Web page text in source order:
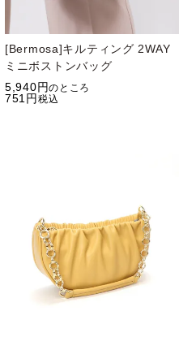
[Bermosa]キルティング 2WAY
ミニボストンバッグ
5,940
のところ
751 税込